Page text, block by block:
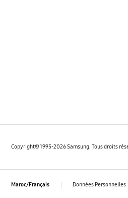
Copyright© 1995-2026 Samsung. Tous droits
Maroc/Français Données Personnelles